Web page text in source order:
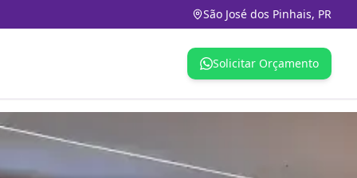
São José dos Pinhais, PR
Solicitar Orçamento